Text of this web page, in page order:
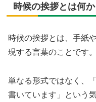
時候の挨拶とは何
時候の挨拶とは、手紙
現する言葉のことです。
単なる形式ではなく、
書いています」という